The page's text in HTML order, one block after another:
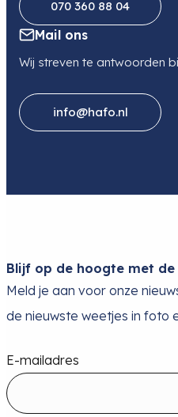
070 360 88 04
Mail ons
Wij streven te antwoorden
info@hafo.nl
Blijf op de hoogte met
Meld je aan voor onze
de nieuwste weetjes in foto
E-mailadres